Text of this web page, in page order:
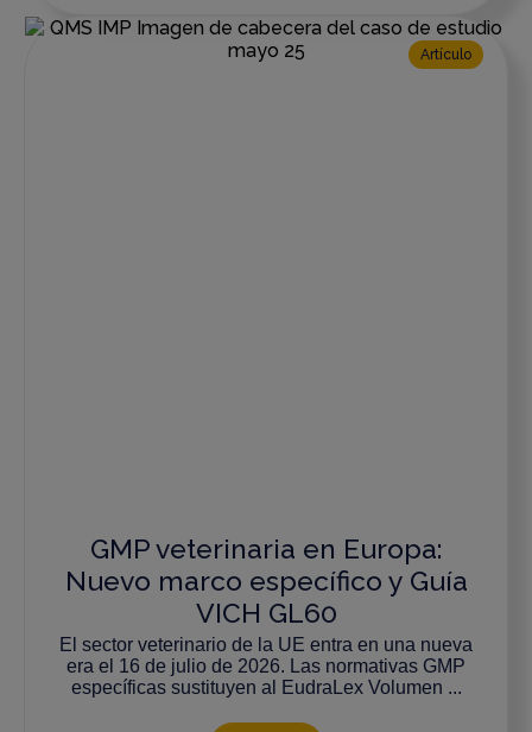
Artículo
GMP veterinaria en Europa:
Nuevo marco específico y Guía
VICH GL60
El sector veterinario de la UE entra en una nueva
era el 16 de julio de 2026. Las normativas GMP
específicas sustituyen al EudraLex Volumen ...